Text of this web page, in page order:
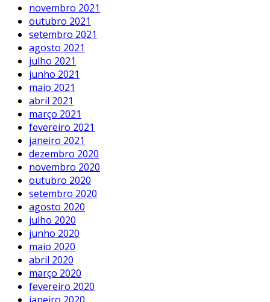
novembro 2021
outubro 2021
setembro 2021
agosto 2021
julho 2021
junho 2021
maio 2021
abril 2021
março 2021
fevereiro 2021
janeiro 2021
dezembro 2020
novembro 2020
outubro 2020
setembro 2020
agosto 2020
julho 2020
junho 2020
maio 2020
abril 2020
março 2020
fevereiro 2020